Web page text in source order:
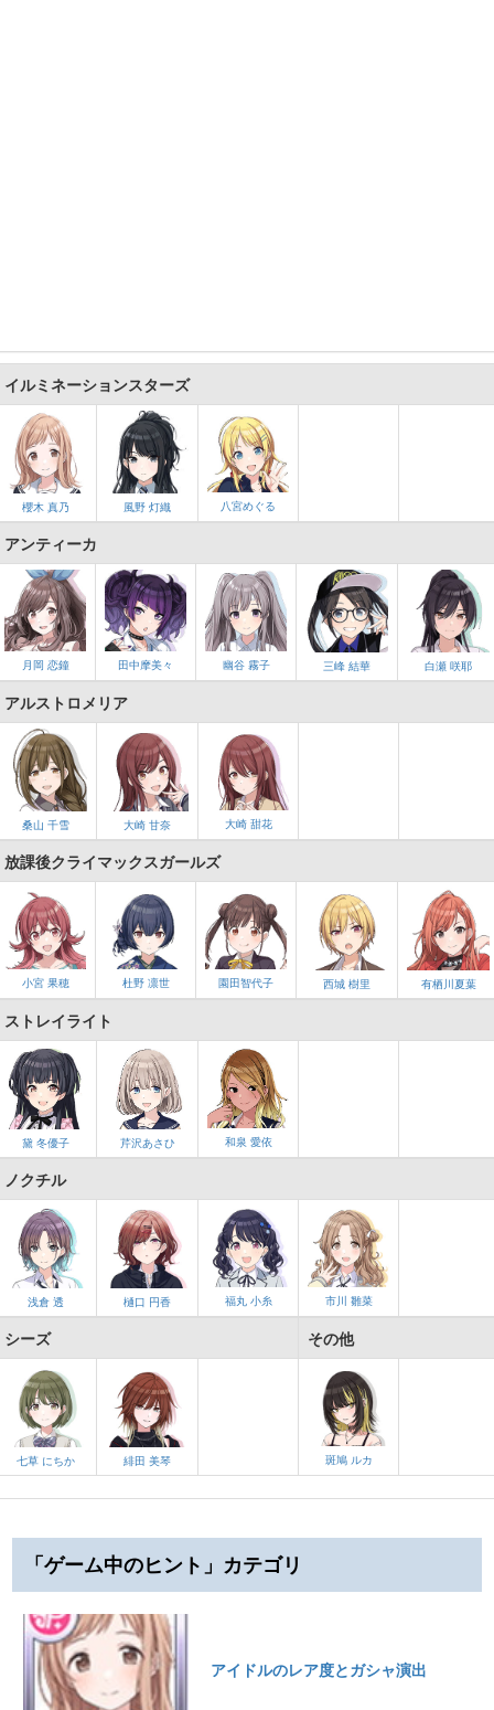
イルミネーションスターズ
櫻木 真乃 風野 灯織 八宮めぐる
アンティーカ
月岡 恋鐘 田中摩美々 幽谷 霧子 三峰 結華 白瀬 咲耶
アルストロメリア
桑山 千雪 大崎 甘奈 大崎 甜花
放課後クライマックスガールズ
小宮 果穂 杜野 凛世 園田智代子 西城 樹里 有栖川夏葉
ストレイライト
黛 冬優子 芹沢あさひ 和泉 愛依
ノクチル
浅倉 透 樋口 円香 福丸 小糸 市川 雛菜
シーズ その他
七草 にちか 緋田 美琴 斑鳩 ルカ
「ゲーム中のヒント」カテゴリ
アイドルのレア度とガシャ演出